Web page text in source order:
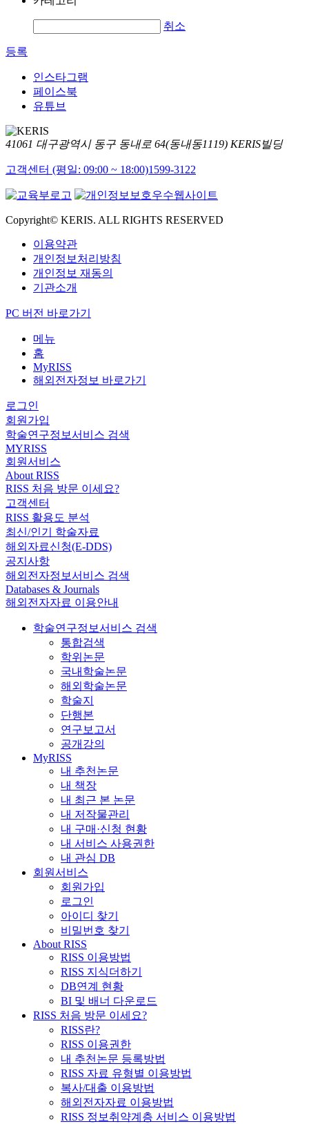
취소
등록
인스타그램
페이스북
유튜브
41061 대구광역시 동구 동내로 64(동내동1119) KERIS빌딩
고객센터 (평일: 09:00 ~ 18:00)1599-3122
Copyright© KERIS. ALL RIGHTS RESERVED
이용약관
개인정보처리방침
개인정보 재동의
기관소개
PC 버전 바로가기
메뉴
홈
MyRISS
해외전자정보 바로가기
로그인
회원가입
학술연구정보서비스 검색
MYRISS
회원서비스
About RISS
RISS 처음 방문 이세요?
고객센터
RISS 활용도 분석
최신/인기 학술자료
해외자료신청(E-DDS)
공지사항
해외전자정보서비스 검색
Databases & Journals
해외전자자료 이용안내
학술연구정보서비스 검색
통합검색
학위논문
국내학술논문
해외학술논문
학술지
단행본
연구보고서
공개강의
MyRISS
내 추천논문
내 책장
내 최근 본 논문
내 저작물관리
내 구매·신청 현황
내 서비스 사용권한
내 관심 DB
회원서비스
회원가입
로그인
아이디 찾기
비밀번호 찾기
About RISS
RISS 이용방법
RISS 지식더하기
DB연계 현황
BI 및 배너 다운로드
RISS 처음 방문 이세요?
RISS란?
RISS 이용권한
내 추천논문 등록방법
RISS 자료 유형별 이용방법
복사/대출 이용방법
해외전자자료 이용방법
RISS 정보취약계층 서비스 이용방법